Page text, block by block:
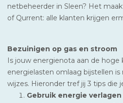
netbeheerder in Sleen? Het
of Qurrent: alle klanten krijgen
Bezuinigen op gas en stroom
Is jouw energienota aan de hoge
energielasten omlaag bijstellen
wijzes. Hieronder tref jij 3 tips die
Gebruik energie verlagen